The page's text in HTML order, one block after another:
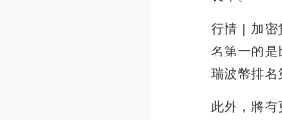
行情 | 加密
名第一的
瑞波幣排
此外，將